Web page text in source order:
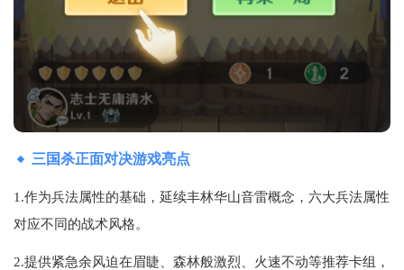
三国杀正面对决游戏亮点
1.作为兵法属性的基础，延续丰林华山音雷概念，六大兵法属性
对应不同的战术风格。
2.提供紧急余风迫在眉睫、森林般激烈、火速不动等推荐卡组，